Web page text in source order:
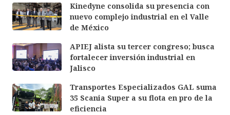
Kinedyne consolida su presencia con
nuevo complejo industrial en el Valle
de México
APIEJ alista su tercer congreso; busca
fortalecer inversión industrial en
Jalisco
Transportes Especializados GAL suma
35 Scania Super a su flota en pro de la
eficiencia